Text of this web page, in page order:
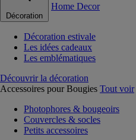
Décoration
Home Decor
Décoration estivale
Les idées cadeaux
Les emblématiques
Découvrir la décoration
Accessoires pour Bougies Tout voir
Photophores & bougeoirs
Couvercles & socles
Petits accessoires